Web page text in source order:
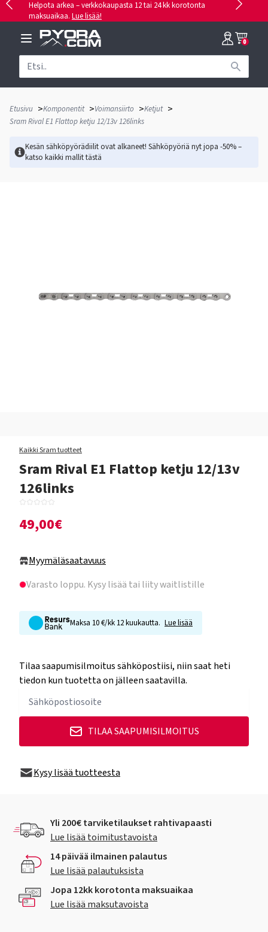
Helpota arkea – verkkokaupasta 12 tai 24 kk korotonta
maksuaikaa. Lue lisää!
0
Etusivu >Komponentit >Voimansiirto >Ketjut >
Sram Rival E1 Flattop ketju 12/13v 126links
Kesän sähköpyörädiilit ovat alkaneet! Sähköpyöriä nyt jopa -50% –
katso kaikki mallittästä
Kaikki Sram tuotteet
Sram Rival E1 Flattop ketju 12/13v
126links
49,00€
Myymäläsaatavuus
Varasto loppu. Kysy lisää tai liity waitlistille
Maksa 10 €/kk 12 kuukautta. Lue lisää
Tilaa saapumisilmoitus sähköpostiisi, niin saat heti
tiedon kun tuotetta on jälleen saatavilla.
TILAA SAAPUMISILMOITUS
Kysy lisää tuotteesta
Yli 200€ tarviketilaukset rahtivapaasti
Lue lisää toimitustavoista
14 päivää ilmainen palautus
Lue lisää palautuksista
Jopa 12kk korotonta maksuaikaa
Lue lisää maksutavoista